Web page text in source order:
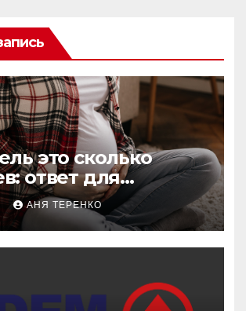
это сколько
ответ для
и не только
АНЯ ТЕРЕНКО